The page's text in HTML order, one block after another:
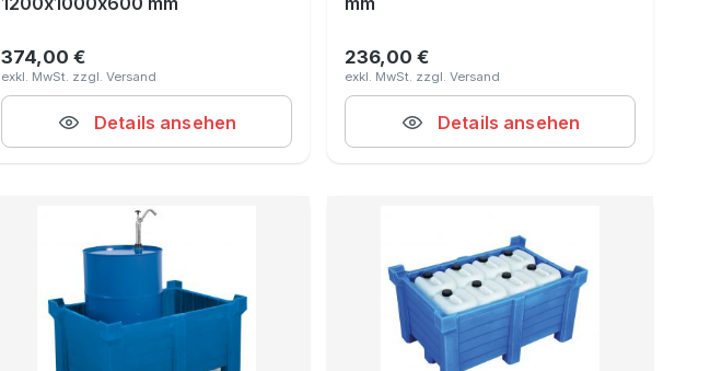
Regulärer Preis:
374,00 €
Details ansehen
Regulärer Preis:
236,00 €
Details ansehen